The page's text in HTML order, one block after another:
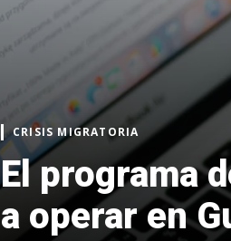
CRISIS MIGRATORIA
El programa
a operar en